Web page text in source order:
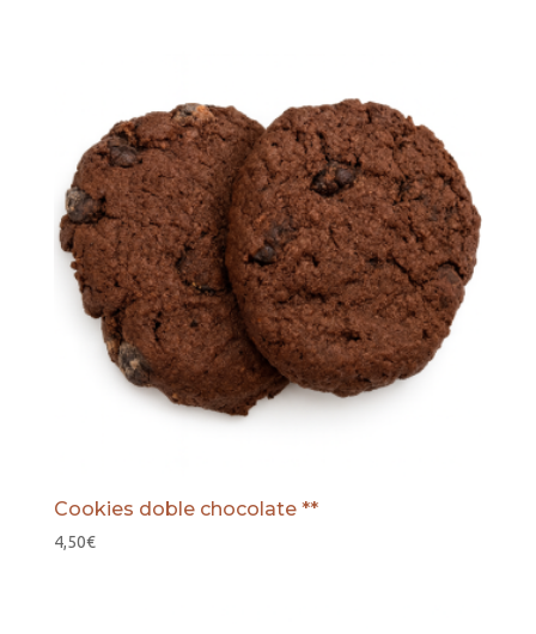
Cookies doble chocolate **
4,50€